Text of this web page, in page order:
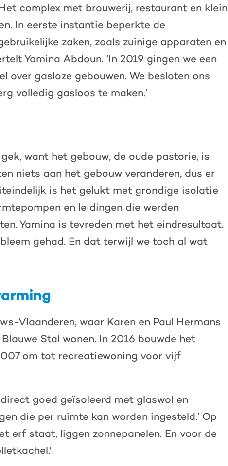
complex met brouwerij, restaurant en klein
In eerste instantie beperkte de
zaken, zoals zuinige apparaten en
Yamina Abdoun. ‘In 2019 gingen we een
over gasloze gebouwen. We besloten ons
volledig gasloos te maken.’
want het gebouw, de oude pastorie, is
niets aan het gebouw veranderen, dus er
is het gelukt met grondige isolatie
en leidingen die werden
Yamina is tevreden met het eindresultaat.
gehad. En dat terwijl we toch al wat
Vlaanderen, waar Karen en Paul Hermans
Stal wonen. In 2016 bouwde het
om tot recreatiewoning voor vijf
goed geïsoleerd met glaswol en
die per ruimte kan worden ingesteld.’ Op
erf staat, liggen zonnepanelen. En voor de